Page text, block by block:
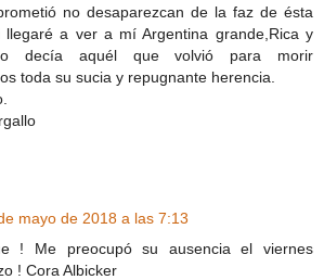
no desaparezcan de la faz de ésta
llegaré a ver a mí Argentina grande,Rica y
decía aquél que volvió para morir
toda su sucia y repugnante herencia.
mayo de 2018 a las 7:13
! Me preocupó su ausencia el viernes
! Cora Albicker